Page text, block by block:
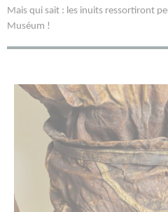
Mais qui sait : les inuits ressortiront
Muséum !